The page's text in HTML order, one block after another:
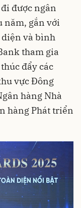
được ngân
năm, gắn với
và bình
tham gia
đẩy các
vực Đông
hàng Nhà
hàng Phát triển